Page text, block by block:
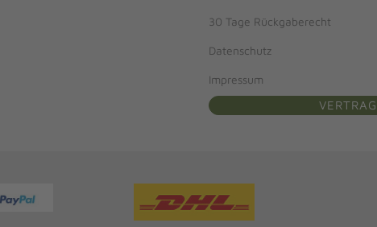
30 Tage Rückgaberecht
Datenschutz
Impressum